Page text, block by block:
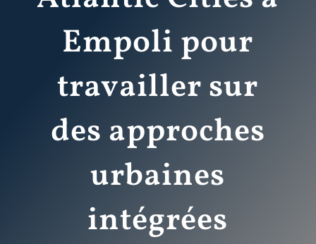
Empoli pour
travailler sur
des approches
urbaines
intégrées